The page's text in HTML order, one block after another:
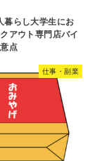
暮らし大学生にお
アウト専門店バイ
点
仕事・副業